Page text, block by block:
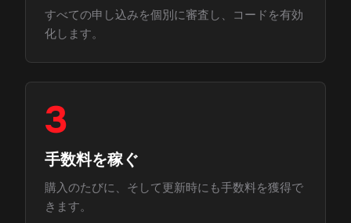
すべての申し込みを個別に審査し、コードを有効
化します。
3
手数料を稼ぐ
購入のたびに、そして更新時にも手数料を獲得で
きます。